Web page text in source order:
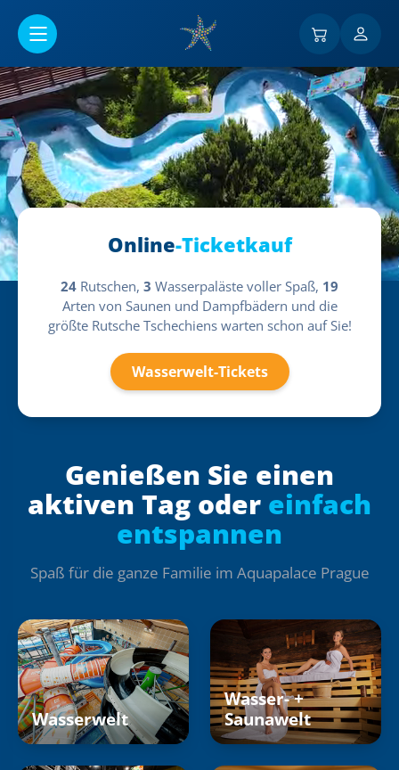
Online-Ticketkauf
24 Rutschen, 3 Wasserpaläste voller Spaß, 19
Arten von Saunen und Dampfbädern und die
größte Rutsche Tschechiens warten schon auf Sie!
Wasserwelt-Tickets
Genießen Sie einen
aktiven Tag oder einfach
entspannen
Spaß für die ganze Familie im Aquapalace Prague
Wasserwelt
Wasser- +
Saunawelt